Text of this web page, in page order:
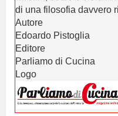
di una filosofia davvero
Autore
Edoardo Pistoglia
Editore
Parliamo di Cucina
Logo